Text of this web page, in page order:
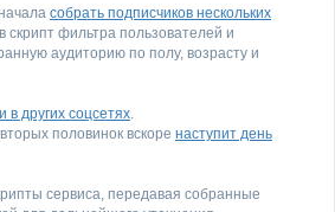
собрать подписчиков нескольких
скрипт фильтра пользователей и
аудиторию по полу, возрасту и
в других соцсетях.
половинок вскоре наступит день
сервиса, передавая собранные